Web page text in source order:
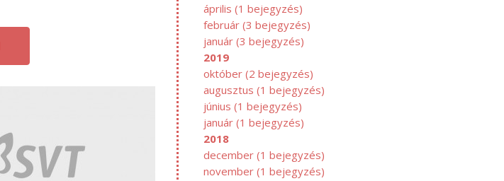
április (1 bejegyzés)
február (3 bejegyzés)
január (3 bejegyzés)
2019
október (2 bejegyzés)
augusztus (1 bejegyzés)
június (1 bejegyzés)
január (1 bejegyzés)
2018
december (1 bejegyzés)
november (1 bejegyzés)